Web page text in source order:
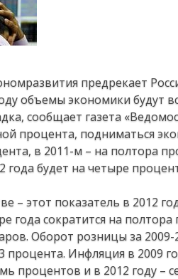
предрекает
объемы экономики будут
сообщает газета
процента, подниматься
в 2011-м – на полтора
года будет на четыре
этот показатель в 2012
года сократится на полтора
Оборот розницы за 2009-
Инфляция в 2009
процентов и в 2012 году –